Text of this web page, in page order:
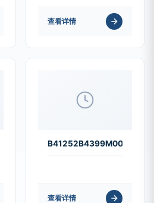
查看详情
B41252B4399M000
查看详情